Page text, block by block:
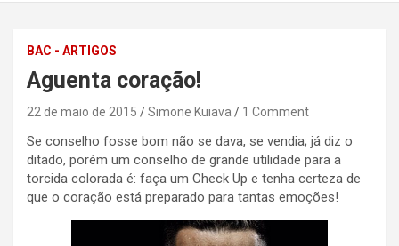
BAC - ARTIGOS
Aguenta coração!
22 de maio de 2015 Simone Kuiava 1 Comment
Se conselho fosse bom não se dava, se vendia; já diz o
ditado, porém um conselho de grande utilidade para a
torcida colorada é: faça um Check Up e tenha certeza de
que o coração está preparado para tantas emoções!